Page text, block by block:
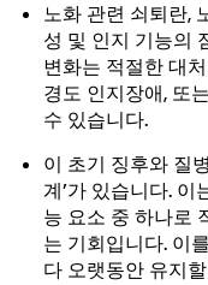
노화 관련 쇠퇴란,
성 및 인지 기능의
변화는 적절한 대
경도 인지장애, 또
수 있습니다.
이 초기 징후와 질
계’가 있습니다.
능 요소 중 하나로
는 기회입니다. 이
다 오랫동안 유지